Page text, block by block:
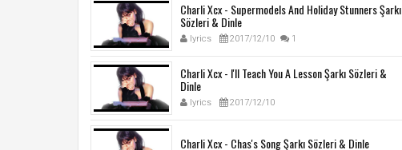
Charli Xcx - Supermodels And Holiday Stunners Şarkı
Sözleri & Dinle
lyrics 2017/12/10 1
Charli Xcx - I'll Teach You A Lesson Şarkı Sözleri &
Dinle
lyrics 2017/12/10
Charli Xcx - Chas's Song Şarkı Sözleri & Dinle